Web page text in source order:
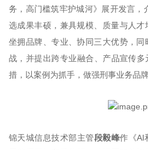
务，高门槛筑牢护城河》展开发言，
选成果丰硕，兼具规模、质量与人
坐拥品牌、专业、协同三大优势，
战，并提出跨专业融合、产品宣传
措，以案例为抓手，做强刑事业务品牌
锦天城信息技术部主管段毅峰作《AI